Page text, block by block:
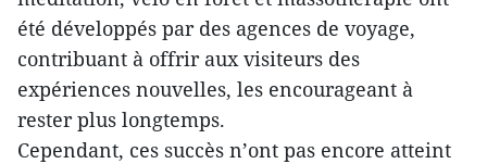
été développés par des agences de voyage,
contribuant à offrir aux visiteurs des
expériences nouvelles, les encourageant à
rester plus longtemps.
Cependant, ces succès n’ont pas encore atteint